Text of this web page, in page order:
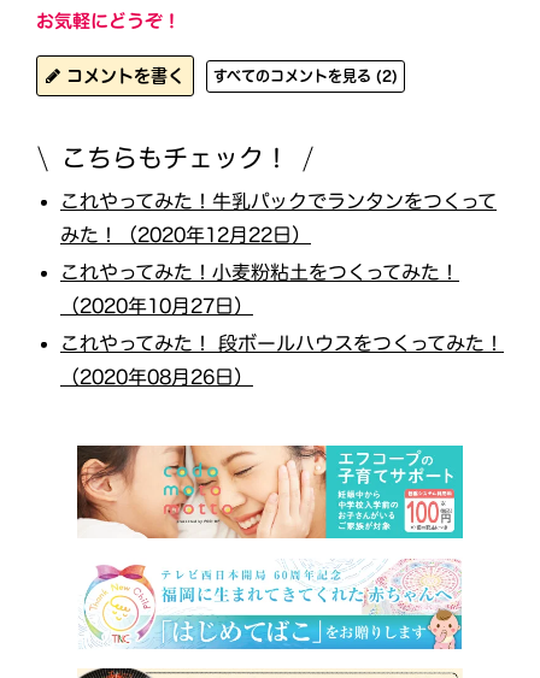
お気軽にどうぞ！
コメントを書く すべてのコメントを見る (2)
こちらもチェック！
これやってみた！牛乳パックでランタンをつくって
みた！（2020年12月22日）
これやってみた！小麦粉粘土をつくってみた！
（2020年10月27日）
これやってみた！ 段ボールハウスをつくってみた！
（2020年08月26日）